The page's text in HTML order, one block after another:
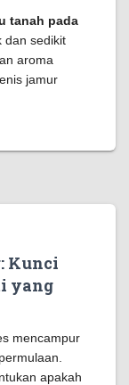
tanah pada
dan sedikit
aroma
jamur
Kunci
yang
mencampur
apakah